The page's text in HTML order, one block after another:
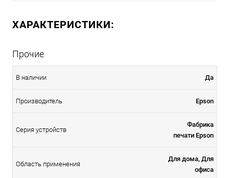
ХАРАКТЕРИСТИКИ:
Прочие
В наличии Да
Производитель Epson
Серия устройств
Фабрика
печати Epson
Область применения
Для дома, Для
офиса